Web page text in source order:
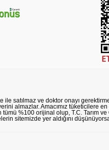
satılmaz ve doktor onayı
almazlar. Amacımız tüketicilere
%100 orijinal olup, T.C. Tarım ve
sitemizde yer aldığını